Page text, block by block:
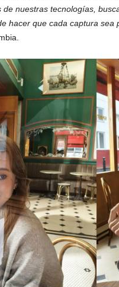
de nuestras tecnologías,
hacer que cada captura sea